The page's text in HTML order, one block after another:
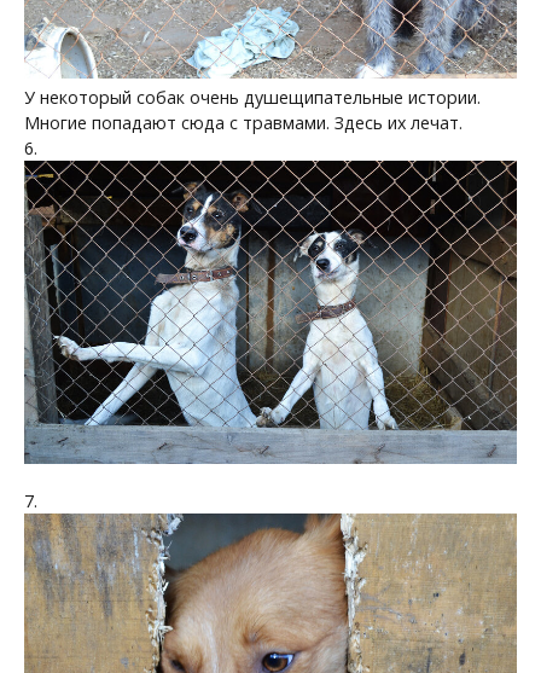
У некоторый собак очень душещипательные истории.
Многие попадают сюда с травмами. Здесь их лечат.
6.
7.